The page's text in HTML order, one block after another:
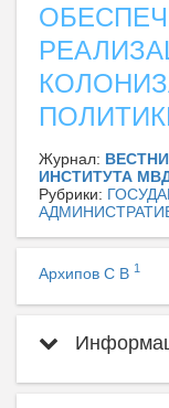
Журнал:
ИНСТИТУТА
Рубрики:
Архипов С В 1